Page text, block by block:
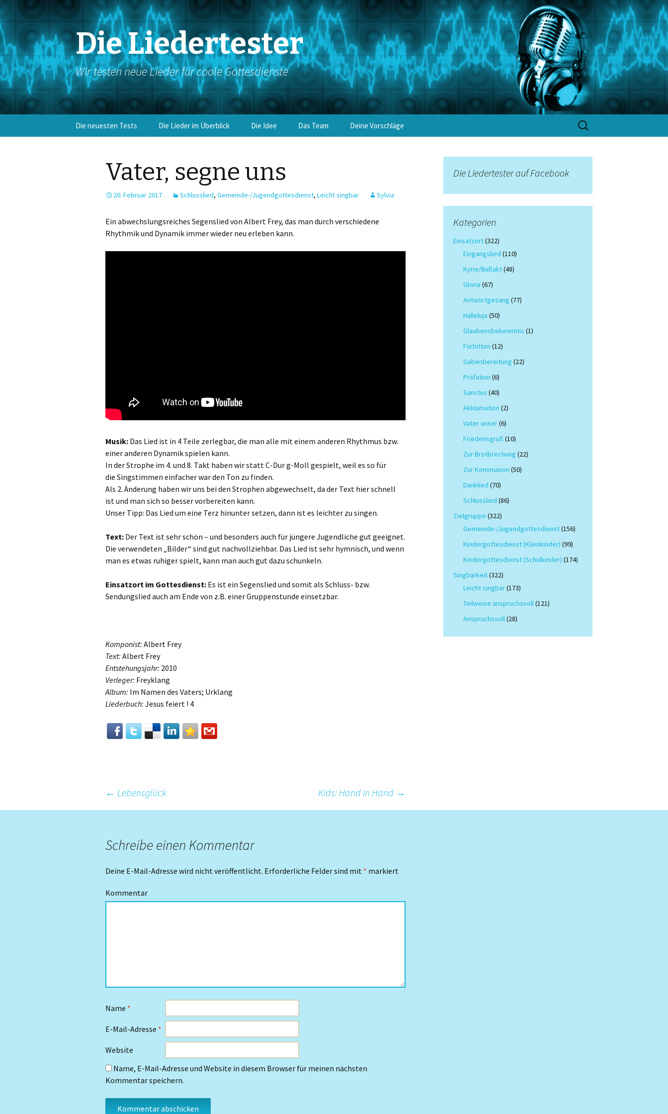
Die Liedertester
Wir testen neue Lieder für coole Gottesdienste
Die neuesten Tests Die Lieder im Überblick
Kyrie/Bußakt
Gloria
Halleluja
Zur Kommunion
Danklieder
Schlusslieder
Die Idee Das Team Deine Vorschläge
Suchen
nach:
Vater, segne uns
20. Februar 2017 Schlusslied, Gemeinde-/Jugendgottesdienst, Leicht singbar Sylvia
Ein abwechslungsreiches Segenslied von Albert Frey, das man durch verschiedene
Rhythmik und Dynamik immer wieder neu erleben kann.
Musik: Das Lied ist in 4 Teile zerlegbar, die man alle mit einem anderen Rhythmus bzw.
einer anderen Dynamik spielen kann.
In der Strophe im 4. und 8. Takt haben wir statt C-Dur g-Moll gespielt, weil es so für
die Singstimmen einfacher war den Ton zu finden.
Als 2. Änderung haben wir uns bei den Strophen abgewechselt, da der Text hier schnell
ist und man sich so besser vorbereiten kann.
Unser Tipp: Das Lied um eine Terz hinunter setzen, dann ist es leichter zu singen.
Text: Der Text ist sehr schön – und besonders auch für jüngere Jugendliche gut geeignet.
Die verwendeten „Bilder“ sind gut nachvollziehbar. Das Lied ist sehr hymnisch, und wenn
man es etwas ruhiger spielt, kann man auch gut dazu schunkeln.
Einsatzort im Gottesdienst: Es ist ein Segenslied und somit als Schluss- bzw.
Sendungslied auch am Ende von z.B. einer Gruppenstunde einsetzbar.
Komponist: Albert Frey
Text: Albert Frey
Entstehungsjahr: 2010
Verleger: Freyklang
Album: Im Namen des Vaters; Urklang
Liederbuch: Jesus feiert ! 4
← Lebensglück Kids: Hand in Hand →
Schreibe einen Kommentar
Deine E-Mail-Adresse wird nicht veröffentlicht. Erforderliche Felder sind mit * markiert
Kommentar
Name *
E-Mail-Adresse *
Website
Name, E-Mail-Adresse und Website in diesem Browser für meinen nächsten
Kommentar speichern.
Die Liedertester auf Facebook
Kategorien
Einsatzort(322)
Eingangslied (110)
Kyrie/Bußakt(48)
Gloria (67)
Antwortgesang (77)
Halleluja (50)
Glaubensbekenntnis (1)
Fürbitten (12)
Gabenbereitung (22)
Präfation (6)
Sanctus (40)
Akklamation (2)
Vater unser(6)
Friedensgruß (10)
Zur Brotbrechung (22)
Zur Kommunion (50)
Danklied (70)
Schlusslied (86)
Zielgruppe (322)
Gemeinde-/Jugendgottesdienst(156)
Kindergottesdienst (Kleinkinder) (99)
Kindergottesdienst (Schulkinder) (174)
Singbarkeit(322)
Leicht singbar(173)
Teilweise anspruchsvoll(121)
Anspruchsvoll(28)